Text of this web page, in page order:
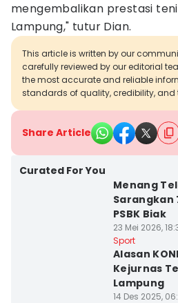
mengembalikan prestasi
Lampung," tutur Dian.
This article is written by our
carefully reviewed by our editorial
the most accurate and reliable
standards of quality, credibility, and
Share Article
Curated For You
Menang
Sarangkan
PSBK Biak
23 Mei 2026,
Sport
Alasan
Kejurnas
Lampung
14 Des 2025,